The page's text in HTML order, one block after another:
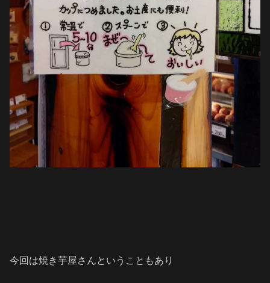
今回は焼き芋屋さんということもあり